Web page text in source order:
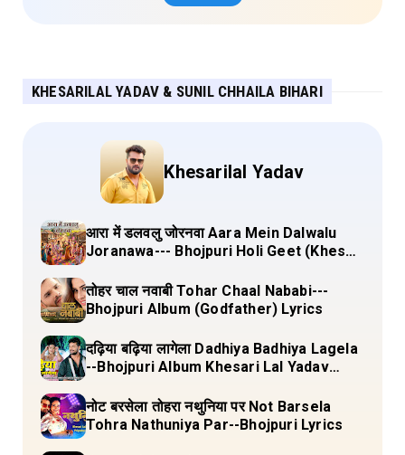
KHESARILAL YADAV & SUNIL CHHAILA BIHARI
Khesarilal Yadav
आरा में डलवलु जोरनवा Aara Mein Dalwalu
Joranawa--- Bhojpuri Holi Geet (Khesari
तोहर चाल नवाबी Tohar Chaal Nababi---
Bhojpuri Album (Godfather) Lyrics
दढ़िया बढ़िया लागेला Dadhiya Badhiya Lagela
--Bhojpuri Album Khesari Lal Yadav
नोट बरसेला तोहरा नथुनिया पर Not Barsela
Tohra Nathuniya Par--Bhojpuri Lyrics